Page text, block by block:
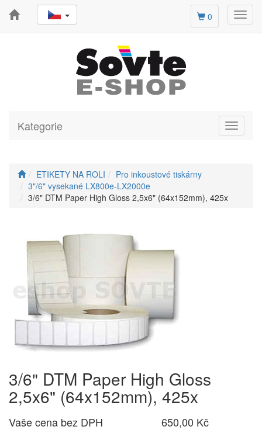
0
Toggle
Kategorie
ETIKETY NA ROLI
Pro inkoustové tiskárny
3"/6" vysekané LX800e-LX2000e
3/6" DTM Paper High Gloss 2,5x6" (64x152mm), 425x
3/6" DTM Paper High Gloss
2,5x6" (64x152mm), 425x
Vaše cena bez DPH
650,00 Kč